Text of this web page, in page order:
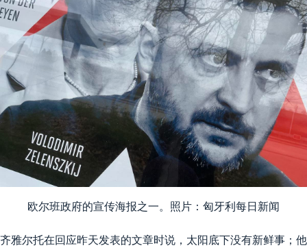
欧尔班政府的宣传海报之一。照片：匈牙利每日新闻
齐雅尔托在回应昨天发表的文章时说，太阳底下没有新鲜事；他